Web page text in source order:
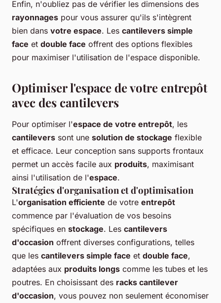
Enfin, n'oubliez pas de vérifier les dimensions des
rayonnages pour vous assurer qu'ils s'intègrent
bien dans votre espace. Les cantilevers simple
face et double face offrent des options flexibles
pour maximiser l'utilisation de l'espace disponible.
Optimiser l'espace de votre entrepôt
avec des cantilevers
Pour optimiser l'espace de votre entrepôt, les
cantilevers sont une solution de stockage flexible
et efficace. Leur conception sans supports frontaux
permet un accès facile aux produits, maximisant
ainsi l'utilisation de l'espace.
Stratégies d'organisation et d'optimisation
L'organisation efficiente de votre entrepôt
commence par l'évaluation de vos besoins
spécifiques en stockage. Les cantilevers
d'occasion offrent diverses configurations, telles
que les cantilevers simple face et double face,
adaptées aux produits longs comme les tubes et les
poutres. En choisissant des racks cantilever
d'occasion, vous pouvez non seulement économiser